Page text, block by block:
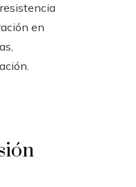
en